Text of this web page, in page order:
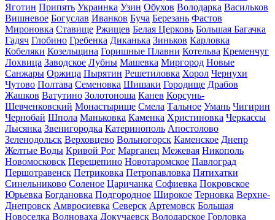
Яготин Припять Украинка Узин Обухов Володарка Васильков
Вишневое Богуслав Иванков Буча Березань Фастов
Мироновка Ставище Ржищев Белая Церковь Большая Багачка
Гадяч Глобино Гребенка Диканька Зиньков Карловка
Кобеляки Козельщина Горишные Плавни Котельва Кременчуг
Лохвица Заводское Лубны Машевка Миргород Новые
Санжары Оржица Пырятин Решетиловка Хорол Чернухи
Чутово Полтава Семеновка Шишаки Городище Драбов
Жашков Ватутино Золотоноша Канев Корсунь-
Шевченковский Монастырище Смела Тальное Умань Чигирин
Чернобай Шпола Маньковка Каменка Христиновка Черкассы
Лысянка Звенигородка Катеринополь Апостолово
Зеленодольск Верховцево Вольногорск Каменское Днепр
Желтые Воды Кривой Рог Марганец Межевая Никополь
Новомосковск Перещепино Новотаромское Павлоград
Першотравенск Петриковка Петропавловка Пятихатки
Синельниково Соленое Царичанка Софиевка Покровское
Юрьевка Богдановка Подгородное Широкое Терновка Верхне-
Днепровск Амвросиевка Северск Артемовск Большая
Новоселка Волноваха Докучаевск Володарское Горловка